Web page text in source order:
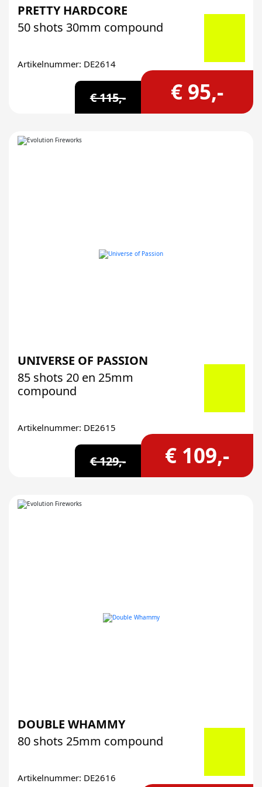
PRETTY HARDCORE
50 shots 30mm compound
Artikelnummer: DE2614
€ 115,- € 95,-
UNIVERSE OF PASSION
85 shots 20 en 25mm
compound
Artikelnummer: DE2615
€ 129,- € 109,-
DOUBLE WHAMMY
80 shots 25mm compound
Artikelnummer: DE2616